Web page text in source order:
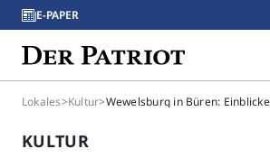
E-PAPER
Lokales>Kultur>
KULTUR